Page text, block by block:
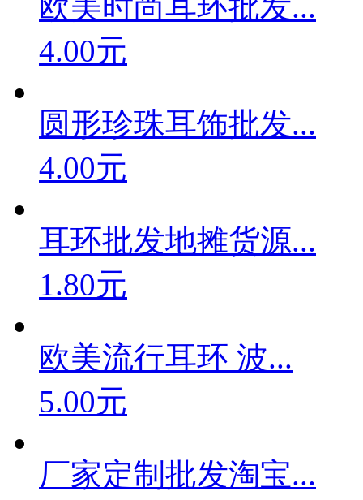
4.00元
圆形珍珠耳饰批发...
4.00元
耳环批发地摊货源...
1.80元
欧美流行耳环 波...
5.00元
厂家定制批发淘宝...